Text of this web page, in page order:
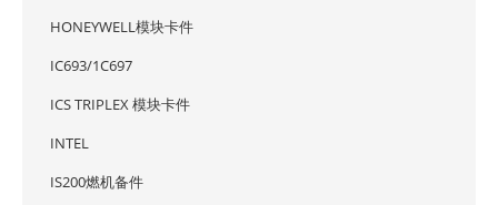
HONEYWELL模块卡件
IC693/1C697
ICS TRIPLEX 模块卡件
INTEL
IS200燃机备件